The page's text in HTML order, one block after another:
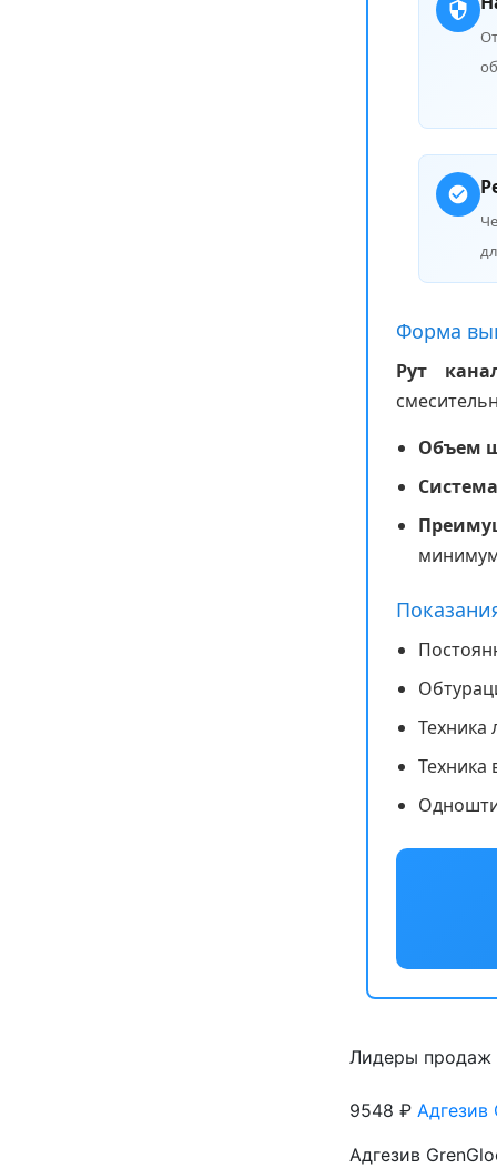
Форма
Рут
Объем
Техника
Техника
Лидеры продаж
9548 ₽ Адгезив
Адгезив